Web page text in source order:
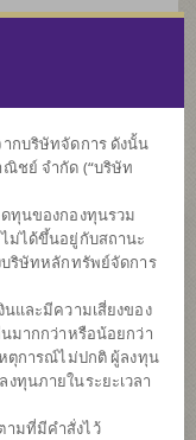
กบริษัทจัดการ ดังนั้น
ชย์ จำกัด (“บริษัท
ทุนของกองทุนรวม
ม่ได้ขึ้นอยู่กับสถานะ
บริษัทหลักทรัพย์จัดการ
และมีความเสี่ยงของ
มากกว่าหรือน้อยกว่า
ตุการณ์ไม่ปกติ ผู้ลงทุน
ทุนภายในระยะเวลา
มที่มีคำสั่งไว้